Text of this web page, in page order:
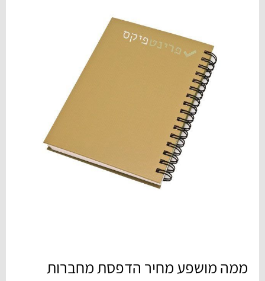
ממה מושפע מחיר הדפסת מחברות